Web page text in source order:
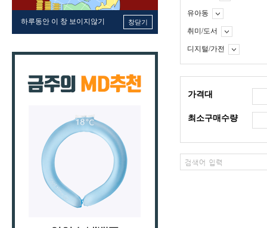
하루동안 이 창 보이지않기 창닫기
유아동
취미/도서
디지털/가전
가격대
최소구매수량